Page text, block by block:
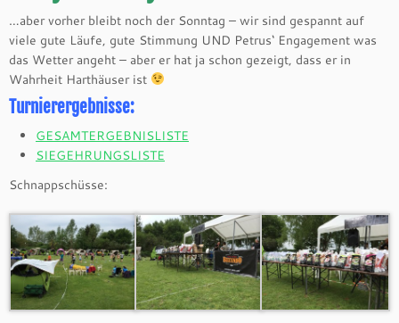
…aber vorher bleibt noch der Sonntag – wir sind gespannt auf
viele gute Läufe, gute Stimmung UND Petrus‘ Engagement was
das Wetter angeht – aber er hat ja schon gezeigt, dass er in
Wahrheit Harthäuser ist
Turnierergebnisse:
GESAMTERGEBNISLISTE
SIEGEHRUNGSLISTE
Schnappschüsse: